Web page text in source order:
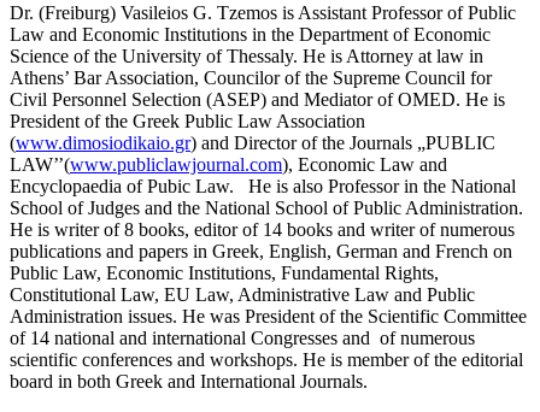
Dr. (Freiburg) Vasileios G. Tzemos is Assistant Professor of Public
Law and Economic Institutions in the Department of Economic
Science of the University of Thessaly. He is Attorney at law in
Athens’ Bar Association, Councilor of the Supreme Council for
Civil Personnel Selection (ASEP) and Mediator of OMED. He is
President of the Greek Public Law Association
(www.dimosiodikaio.gr) and Director of the Journals „PUBLIC
LAW’’(www.publiclawjournal.com), Economic Law and
Encyclopaedia of Pubic Law. He is also Professor in the National
School of Judges and the National School of Public Administration.
He is writer of 8 books, editor of 14 books and writer of numerous
publications and papers in Greek, English, German and French on
Public Law, Economic Institutions, Fundamental Rights,
Constitutional Law, EU Law, Administrative Law and Public
Administration issues. He was President of the Scientific Committee
of 14 national and international Congresses and of numerous
scientific conferences and workshops. He is member of the editorial
board in both Greek and International Journals.